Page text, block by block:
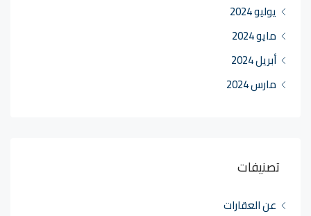
يوليو 2024
مايو 2024
أبريل 2024
مارس 2024
تصنيفات
عن العقارات